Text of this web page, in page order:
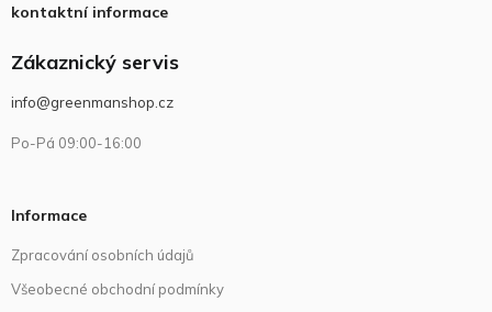
kontaktní informace
Zákaznický servis
info@greenmanshop.cz
Po-Pá 09:00-16:00
Informace
Zpracování osobních údajů
Všeobecné obchodní podmínky